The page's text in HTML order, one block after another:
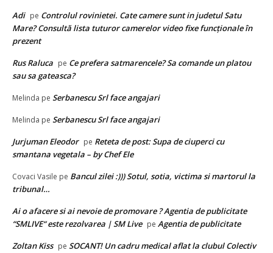
Adi pe Controlul rovinietei. Cate camere sunt in judetul Satu
Mare? Consultă lista tuturor camerelor video fixe funcţionale în
prezent
Rus Raluca pe Ce prefera satmarencele? Sa comande un platou
sau sa gateasca?
Melinda pe Serbanescu Srl face angajari
Melinda pe Serbanescu Srl face angajari
Jurjuman Eleodor pe Reteta de post: Supa de ciuperci cu
smantana vegetala – by Chef Ele
Covaci Vasile pe Bancul zilei :))) Sotul, sotia, victima si martorul la
tribunal…
Ai o afacere si ai nevoie de promovare ? Agentia de publicitate
“SMLIVE“ este rezolvarea | SM Live pe Agentia de publicitate
Zoltan Kiss pe SOCANT! Un cadru medical aflat la clubul Colectiv